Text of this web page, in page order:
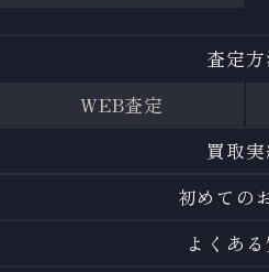
査定
WEB査定
買取
初めての
よくあ